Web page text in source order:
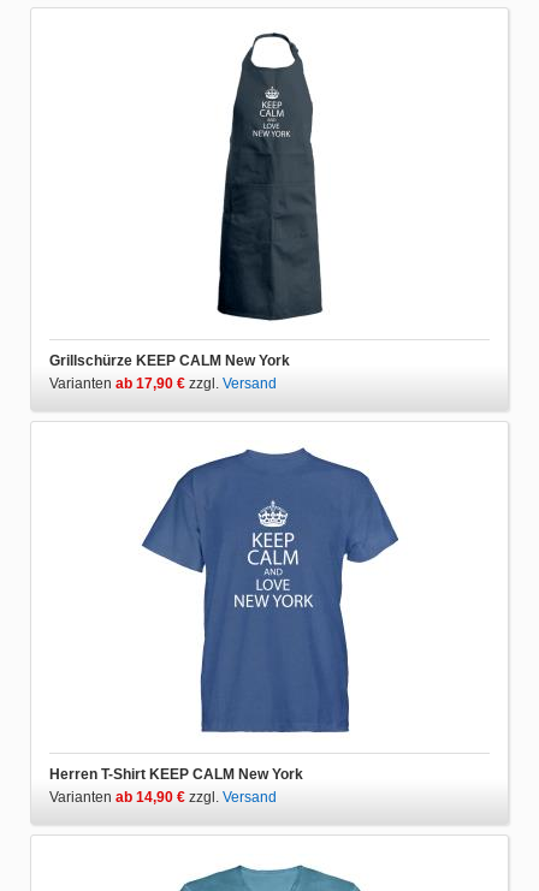
Grillschürze KEEP CALM New York
Varianten ab 17,90 € zzgl. Versand
Herren T-Shirt KEEP CALM New York
Varianten ab 14,90 € zzgl. Versand